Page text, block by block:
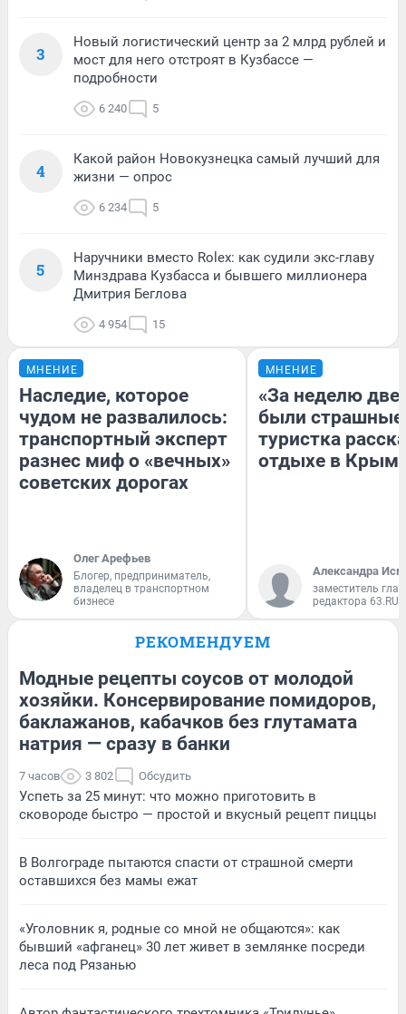
3
Новый логистический центр за 2 млрд рублей и
мост для него отстроят в Кузбассе —
подробности
6 240 5
4
Какой район Новокузнецка самый лучший для
жизни — опрос
6 234 5
5
Наручники вместо Rolex: как судили экс-главу
Минздрава Кузбасса и бывшего миллионера
Дмитрия Беглова
4 954 15
МНЕНИЕ
Наследие, которое
чудом не развалилось:
транспортный эксперт
разнес миф о «вечных»
советских дорогах
Олег Арефьев
Блогер, предприниматель,
владелец в транспортном
бизнесе
МНЕНИЕ
«За неделю две
были
туристка
отдыхе в
Александра
заместитель
редактора 63.RU
РЕКОМЕНДУЕМ
Модные рецепты соусов от молодой
хозяйки. Консервирование помидоров,
баклажанов, кабачков без глутамата
натрия — сразу в банки
7 часов 3 802 Обсудить
Успеть за 25 минут: что можно приготовить в
сковороде быстро — простой и вкусный рецепт пиццы
В Волгограде пытаются спасти от страшной смерти
оставшихся без мамы ежат
«Уголовник я, родные со мной не общаются»: как
бывший «афганец» 30 лет живет в землянке посреди
леса под Рязанью